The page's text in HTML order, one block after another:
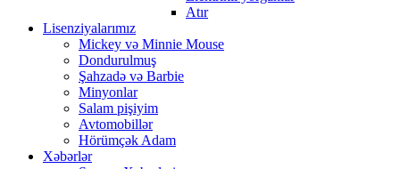
Atır
Lisenziyalarımız
Mickey və Minnie Mouse
Dondurulmuş
Şahzadə və Barbie
Minyonlar
Salam pişiyim
Avtomobillər
Hörümçək Adam
Xəbərlər